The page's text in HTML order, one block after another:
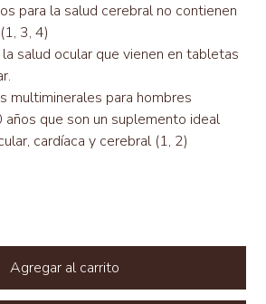
para la salud cerebral no contienen
3, 4)
salud ocular que vienen en tabletas
multiminerales para hombres
que son un suplemento ideal
cardíaca y cerebral (1, 2)
Agregar al carrito